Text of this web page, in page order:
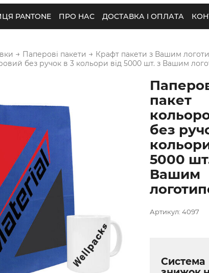
PANTONE ПРО НАС ДОСТАВКА І ОПЛАТА
→ Паперові пакети → Крафт пакети з Вашим
без ручок в 3 кольори від 5000 шт. з Вашим
пакет
без
5000
Вашим
Артикул: 4097
Система